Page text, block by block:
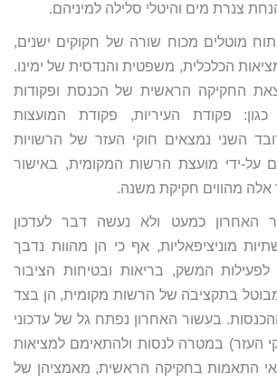
צנרת מים והיטלי סלילה למיניהם.
מוטלים מכוח שורה של חקוקים ישנים,
הכלכלית, משפטית והנדסית של ימינו.
החקיקה הראשית של הכנסת ופקודות
כגון: פקודת העיריות, פקודת המועצות
השני נמצאים חוקי העזר של הרשויות
על-ידי מועצת הרשות המקומית, באישור
אלה מהווים חקיקת משנה.
האחרון כמעט ולא נעשה דבר לעדכון
מוניציפאליות, אף כי הן מהוות נדבך
לפעילות המשק, בריאות ובטיחות הציבור
מבוטל בתקציבה של הרשות מקומית, הן בצד
בעשור האחרון נפתח גל של עדכוני
העזר) במטרה לנסות ולהתאימם למציאות
ואי התאמות בחקיקה הראשית, מאמציהן של